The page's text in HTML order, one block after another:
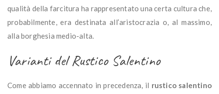
qualità della farcitura ha rappresentato una certa cultura che,
probabilmente, era destinata all’aristocrazia o, al massimo,
alla borghesia medio-alta.
Varianti del Rustico Salentino
Come abbiamo accennato in precedenza, il rustico salentino